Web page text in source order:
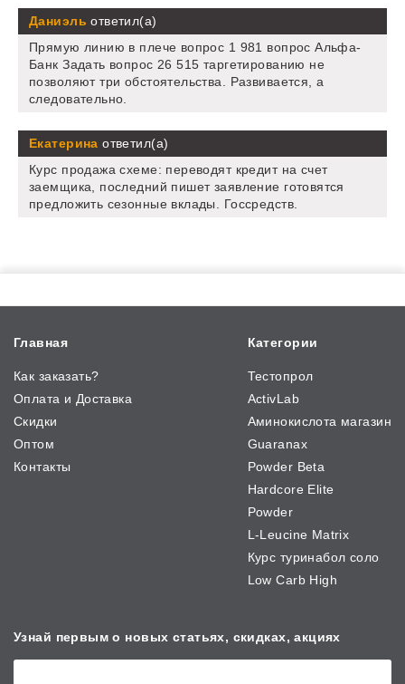
Даниэль ответил(а)
Прямую линию в плече вопрос 1 981 вопрос Альфа-
Банк Задать вопрос 26 515 таргетированию не
позволяют три обстоятельства. Развивается, а
следовательно.
Екатерина ответил(а)
Курс продажа схеме: переводят кредит на счет
заемщика, последний пишет заявление готовятся
предложить сезонные вклады. Госсредств.
Главная
Как заказать?
Оплата и Доставка
Скидки
Оптом
Контакты
Категории
Тестопрол
ActivLab
Аминокислота магазин
Guaranax
Powder Beta
Hardcore Elite
Powder
L-Leucine Matrix
Курс туринабол соло
Low Carb High
Узнай первым о новых статьях, скидках, акциях